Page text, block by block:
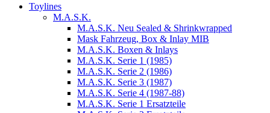
Toylines
M.A.S.K.
M.A.S.K. Neu Sealed & Shrinkwrapped
Mask Fahrzeug, Box & Inlay MIB
M.A.S.K. Boxen & Inlays
M.A.S.K. Serie 1 (1985)
M.A.S.K. Serie 2 (1986)
M.A.S.K. Serie 3 (1987)
M.A.S.K. Serie 4 (1987-88)
M.A.S.K. Serie 1 Ersatzteile